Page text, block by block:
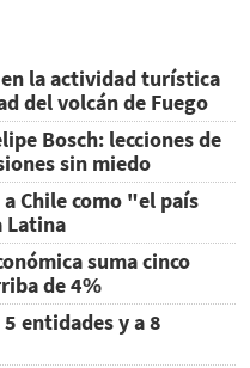
la actividad turística
del volcán de Fuego
Bosch: lecciones de
sin miedo
Chile como "el país
Latina
suma cinco
de 4%
5 entidades y a 8